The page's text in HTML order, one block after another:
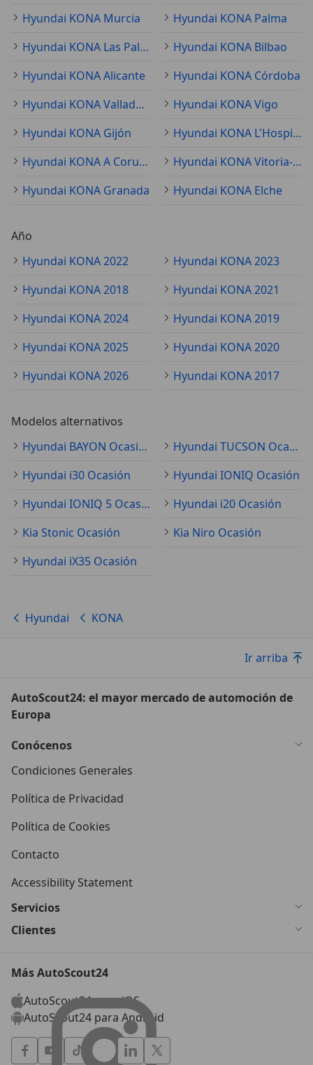
Hyundai KONA Murcia
Hyundai KONA Palma
Hyundai KONA Las Palmas de Gran Canaria
Hyundai KONA Bilbao
Hyundai KONA Alicante
Hyundai KONA Córdoba
Hyundai KONA Valladolid
Hyundai KONA Vigo
Hyundai KONA Gijón
Hyundai KONA L'Hospitalet de Llobregat
Hyundai KONA A Coruña
Hyundai KONA Vitoria-Gasteiz
Hyundai KONA Granada
Hyundai KONA Elche
Año
Hyundai KONA 2022
Hyundai KONA 2023
Hyundai KONA 2018
Hyundai KONA 2021
Hyundai KONA 2024
Hyundai KONA 2019
Hyundai KONA 2025
Hyundai KONA 2020
Hyundai KONA 2026
Hyundai KONA 2017
Modelos alternativos
Hyundai BAYON Ocasión
Hyundai TUCSON Ocasión
Hyundai i30 Ocasión
Hyundai IONIQ Ocasión
Hyundai IONIQ 5 Ocasión
Hyundai i20 Ocasión
Kia Stonic Ocasión
Kia Niro Ocasión
Hyundai iX35 Ocasión
Hyundai KONA
Ir arriba
AutoScout24: el mayor mercado de automoción de
Europa
Conócenos
Condiciones Generales
Política de Privacidad
Política de Cookies
Contacto
Accessibility Statement
Servicios
Clientes
Más AutoScout24
AutoScout24 para iOS
AutoScout24 para Android